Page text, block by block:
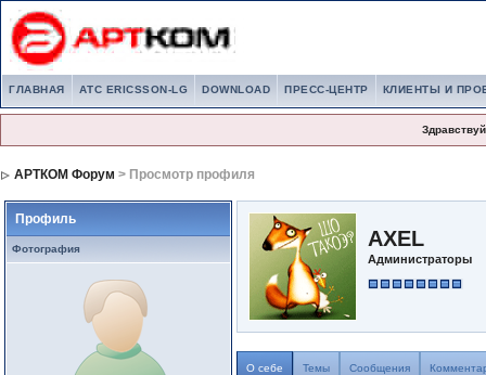
ГЛАВНАЯ АТС ERICSSON-LG DOWNLOAD ПРЕСС-ЦЕНТР КЛИЕНТЫ И
АРТКОМ Форум > Просмотр профиля
Профиль
Фотография AXEL
Администраторы
О себе Темы Сообщения